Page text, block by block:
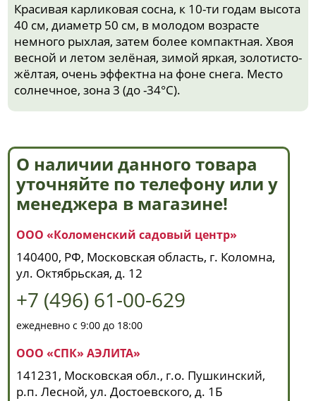
Красивая карликовая сосна, к 10-ти годам высота
40 см, диаметр 50 см, в молодом возрасте
немного рыхлая, затем более компактная. Хвоя
весной и летом зелёная, зимой яркая, золотисто-
жёлтая, очень эффектна на фоне снега. Место
солнечное, зона 3 (до -34°С).
О наличии данного товара
уточняйте по телефону или у
менеджера в магазине!
ООО «Коломенский садовый центр»
140400, РФ, Московская область, г. Коломна,
ул. Октябрьская, д. 12
+7 (496) 61-00-629
ежедневно с 9:00 до 18:00
ООО «СПК» АЭЛИТА»
141231, Московская обл., г.о. Пушкинский,
р.п. Лесной, ул. Достоевского, д. 1Б